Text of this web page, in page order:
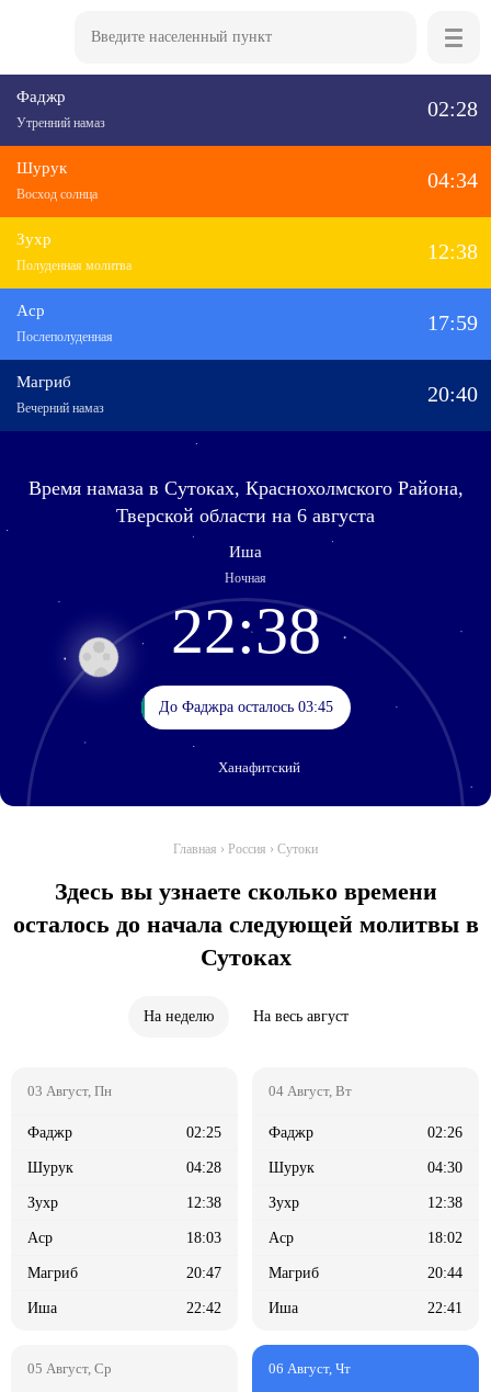
Фаджр
Утренний намаз
02:28
Шурук
Восход солнца
04:34
Зухр
Полуденная молитва
12:38
Аср
Послеполуденная
17:59
Магриб
Вечерний намаз
20:40
Ханафитский
Время намаза в Сутоках, Краснохолмского Района,
Тверской области на 6 августа
Иша
Ночная
22:38
До Фаджра осталось 03:45
До Фаджра осталось 03:45
Главная › Россия › Сутоки
Здесь вы узнаете сколько времени
осталось до начала следующей молитвы в
Сутоках
На неделю На весь август
02:25
04:28
12:38
18:03
20:47
22:42
02:26
04:30
12:38
18:02
20:44
22:41